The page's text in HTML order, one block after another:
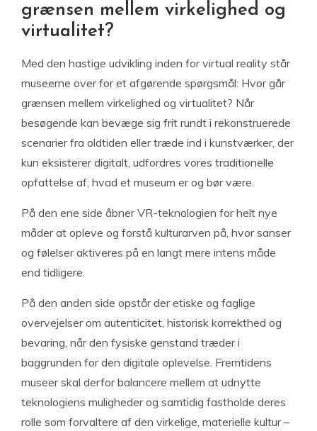
grænsen mellem virkelighed og
virtualitet?
Med den hastige udvikling inden for virtual reality står
museerne over for et afgørende spørgsmål: Hvor går
grænsen mellem virkelighed og virtualitet? Når
besøgende kan bevæge sig frit rundt i rekonstruerede
scenarier fra oldtiden eller træde ind i kunstværker, der
kun eksisterer digitalt, udfordres vores traditionelle
opfattelse af, hvad et museum er og bør være.
På den ene side åbner VR-teknologien for helt nye
måder at opleve og forstå kulturarven på, hvor sanser
og følelser aktiveres på en langt mere intens måde
end tidligere.
På den anden side opstår der etiske og faglige
overvejelser om autenticitet, historisk korrekthed og
bevaring, når den fysiske genstand træder i
baggrunden for den digitale oplevelse. Fremtidens
museer skal derfor balancere mellem at udnytte
teknologiens muligheder og samtidig fastholde deres
rolle som forvaltere af den virkelige, materielle kultur –